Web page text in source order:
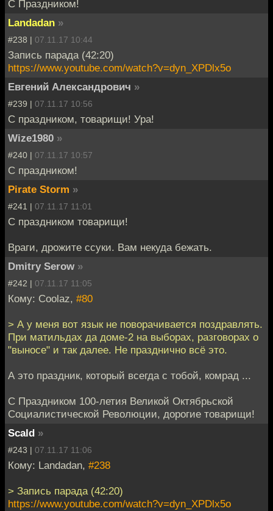
С Праздником!
Landadan »
#238 | 07.11.17 10:44
Запись парада (42:20)
https://www.youtube.com/watch?v=dyn_XPDlx5o
Евгений Александрович »
#239 | 07.11.17 10:56
С праздником, товарищи! Ура!
Wize1980 »
#240 | 07.11.17 10:57
С праздником!
Pirate Storm »
#241 | 07.11.17 11:01
С праздником товарищи!
Враги, дрожите ссуки. Вам некуда бежать.
Dmitry Serow »
#242 | 07.11.17 11:05
Кому: Coolaz, #80
> А у меня вот язык не поворачивается поздравлять.
При матильдах да доме-2 на выборах, разговорах о
"выносе" и так далее. Не празднично всё это.
А это праздник, который всегда с тобой, комрад ...
С Праздником 100-летия Великой Октябрьской
Социалистической Революции, дорогие товарищи!
Scald »
#243 | 07.11.17 11:06
Кому: Landadan, #238
> Запись парада (42:20)
https://www.youtube.com/watch?v=dyn_XPDlx5o